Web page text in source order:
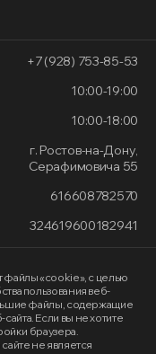
+7 (928) 753-85-53
10:00-19:00
10:00-18:00
г. Ростов-на-Дону,
Серафимовича 55
616608782570
324619600182941
файлы «cookie», с целью
пользования веб-
файлы, содержащие
Если вы не хотите
браузера.
не является